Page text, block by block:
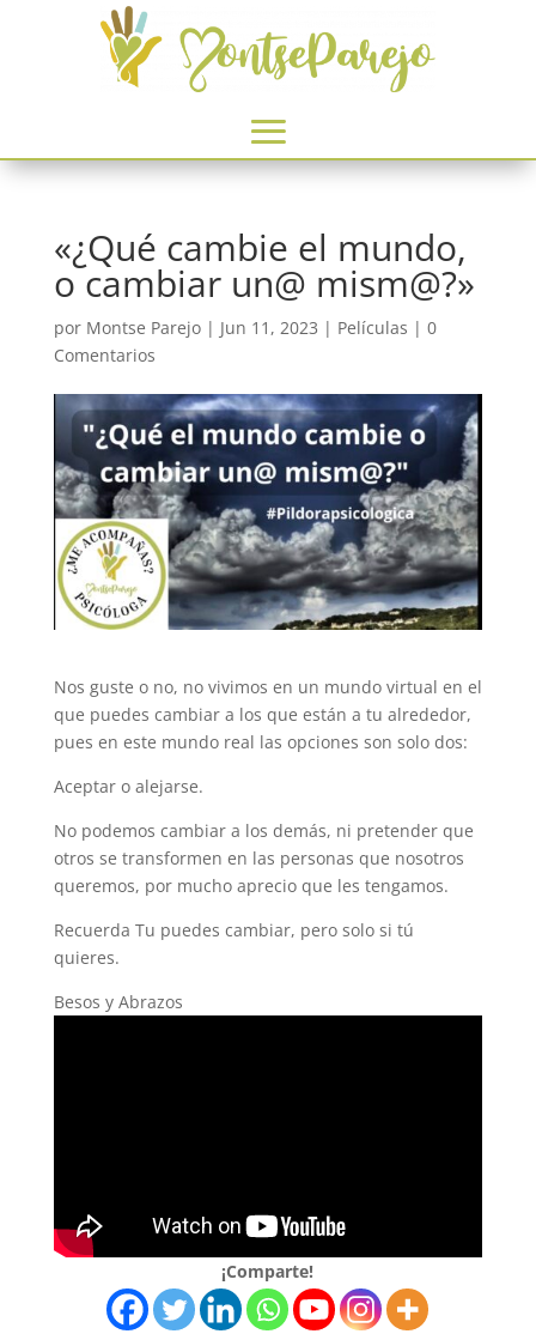
«¿Qué cambie el mundo,
o cambiar un@ mism@?»
por Montse Parejo| Jun 11, 2023 | Películas | 0
Comentarios
Nos guste o no, no vivimos en un mundo virtual en el
que puedes cambiar a los que están a tu alrededor,
pues en este mundo real las opciones son solo dos:
Aceptar o alejarse.
No podemos cambiar a los demás, ni pretender que
otros se transformen en las personas que nosotros
queremos, por mucho aprecio que les tengamos.
Recuerda Tu puedes cambiar, pero solo si tú
quieres.
Besos y Abrazos
¡Comparte!